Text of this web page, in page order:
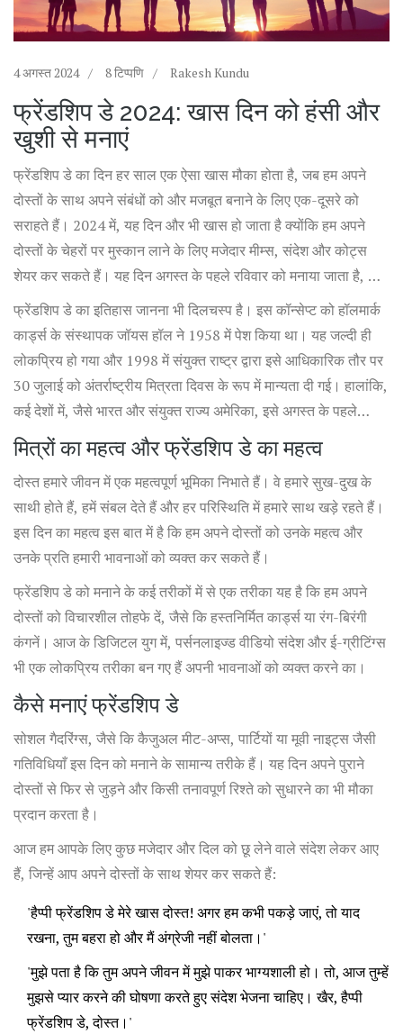
4 अगस्त 2024 8 टिप्पणि Rakesh Kundu
फ्रेंडशिप डे 2024: खास दिन को हंसी और
खुशी से मनाएं
फ्रेंडशिप डे का दिन हर साल एक ऐसा खास मौका होता है, जब हम अपने
दोस्तों के साथ अपने संबंधों को और मजबूत बनाने के लिए एक-दूसरे को
सराहते हैं। 2024 में, यह दिन और भी खास हो जाता है क्योंकि हम अपने
दोस्तों के चेहरों पर मुस्कान लाने के लिए मजेदार मीम्स, संदेश और कोट्स
शेयर कर सकते हैं। यह दिन अगस्त के पहले रविवार को मनाया जाता है, और
इस साल यह तारीख 4 अगस्त है।
फ्रेंडशिप डे का इतिहास जानना भी दिलचस्प है। इस कॉन्सेप्ट को हॉलमार्क
कार्ड्स के संस्थापक जॉयस हॉल ने 1958 में पेश किया था। यह जल्दी ही
लोकप्रिय हो गया और 1998 में संयुक्त राष्ट्र द्वारा इसे आधिकारिक तौर पर
30 जुलाई को अंतर्राष्ट्रीय मित्रता दिवस के रूप में मान्यता दी गई। हालांकि,
कई देशों में, जैसे भारत और संयुक्त राज्य अमेरिका, इसे अगस्त के पहले
रविवार को मनाने की परंपरा है।
मित्रों का महत्व और फ्रेंडशिप डे का महत्व
दोस्त हमारे जीवन में एक महत्वपूर्ण भूमिका निभाते हैं। वे हमारे सुख-दुख के
साथी होते हैं, हमें संबल देते हैं और हर परिस्थिति में हमारे साथ खड़े रहते हैं।
इस दिन का महत्व इस बात में है कि हम अपने दोस्तों को उनके महत्व और
उनके प्रति हमारी भावनाओं को व्यक्त कर सकते हैं।
फ्रेंडशिप डे को मनाने के कई तरीकों में से एक तरीका यह है कि हम अपने
दोस्तों को विचारशील तोहफे दें, जैसे कि हस्तनिर्मित कार्ड्स या रंग-बिरंगी
कंगनें। आज के डिजिटल युग में, पर्सनलाइज्ड वीडियो संदेश और ई-ग्रीटिंग्स
भी एक लोकप्रिय तरीका बन गए हैं अपनी भावनाओं को व्यक्त करने का।
कैसे मनाएं फ्रेंडशिप डे
सोशल गैदरिंग्स, जैसे कि कैजुअल मीट-अप्स, पार्टियों या मूवी नाइट्स जैसी
गतिविधियाँ इस दिन को मनाने के सामान्य तरीके हैं। यह दिन अपने पुराने
दोस्तों से फिर से जुड़ने और किसी तनावपूर्ण रिश्ते को सुधारने का भी मौका
प्रदान करता है।
आज हम आपके लिए कुछ मजेदार और दिल को छू लेने वाले संदेश लेकर आए
हैं, जिन्हें आप अपने दोस्तों के साथ शेयर कर सकते हैं:
'हैप्पी फ्रेंडशिप डे मेरे खास दोस्त! अगर हम कभी पकड़े जाएं, तो याद
रखना, तुम बहरा हो और मैं अंग्रेजी नहीं बोलता।'
'मुझे पता है कि तुम अपने जीवन में मुझे पाकर भाग्यशाली हो। तो, आज तुम्हें
मुझसे प्यार करने की घोषणा करते हुए संदेश भेजना चाहिए। खैर, हैप्पी
फ्रेंडशिप डे, दोस्त।'